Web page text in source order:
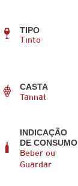
TIPO
Tinto
CASTA
Tannat
INDICAÇÃO
DE CONSUMO
Beber ou
Guardar